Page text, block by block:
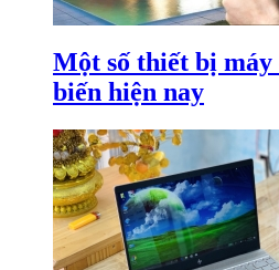
Một số thiết bị
biến hiện nay